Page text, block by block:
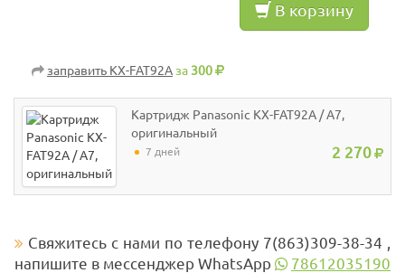
В корзину
заправить KX-FAT92A за 300
Картридж Panasonic KX-FAT92A / A7,
оригинальный
7 дней 2 270
Свяжитесь с нами по телефону 7(863)309-38-34 ,
напишите в мессенджер WhatsApp
78612035190